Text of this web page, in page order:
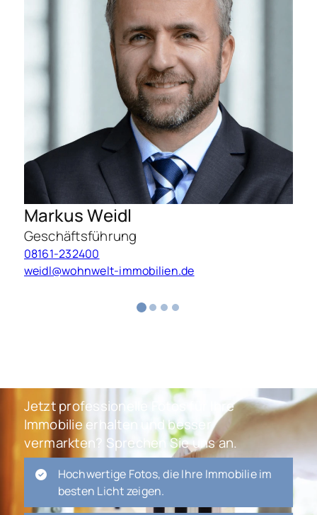
Markus Weidl
Geschäftsführung
08161-232400
weidl@wohnwelt-immobilien.de
Jetzt professionelle Fotos für Ihre
Immobilie erhalten und besser
vermarkten? Sprechen Sie uns an.
Hochwertige Fotos, die Ihre Immobilie im
besten Licht zeigen.